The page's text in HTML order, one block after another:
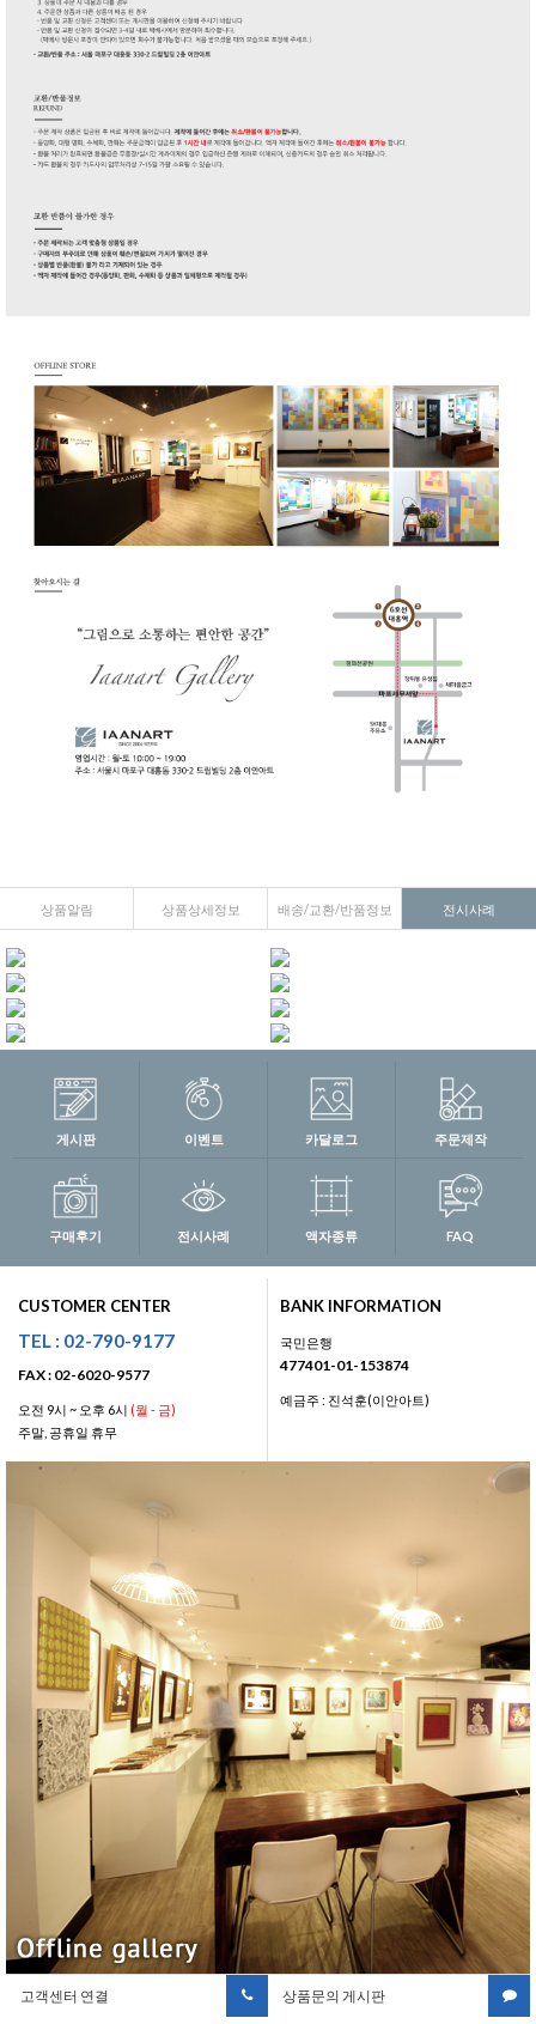
상품알림 상품상세정보 배송/교환/반품정보 전시사례
게시판 이벤트 카달로그 주문제작
구매후기 전시사례 액자종류 FAQ
CUSTOMER CENTER
TEL : 02-790-9177
FAX : 02-6020-9577
오전 9시 ~ 오후 6시 (월 - 금)
주말, 공휴일 휴무
BANK INFORMATION
국민은행
477401-01-153874
예금주 : 진석훈(이안아트)
고객센터 연결 상품문의 게시판